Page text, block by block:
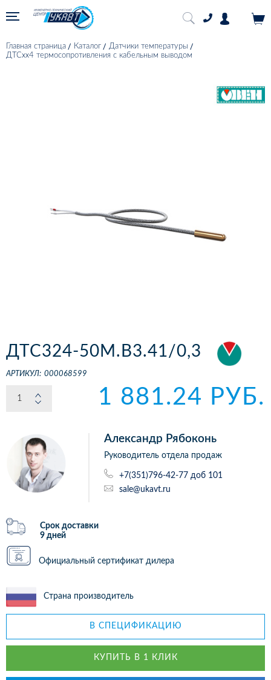
Главная страница Каталог
Датчики температуры
ДТСхх4 термосопротивления с кабельным выводом
ДТС324-50М.В3.41/0,3
АРТИКУЛ: 000068599
1 881.24 РУБ.
Александр Рябоконь
Руководитель отдела продаж
+7(351)796-42-77 доб 101
sale@ukavt.ru
Срок доставки
9 дней
Официальный сертификат дилера
Страна производитель
В СПЕЦИФИКАЦИЮ
КУПИТЬ В 1 КЛИК